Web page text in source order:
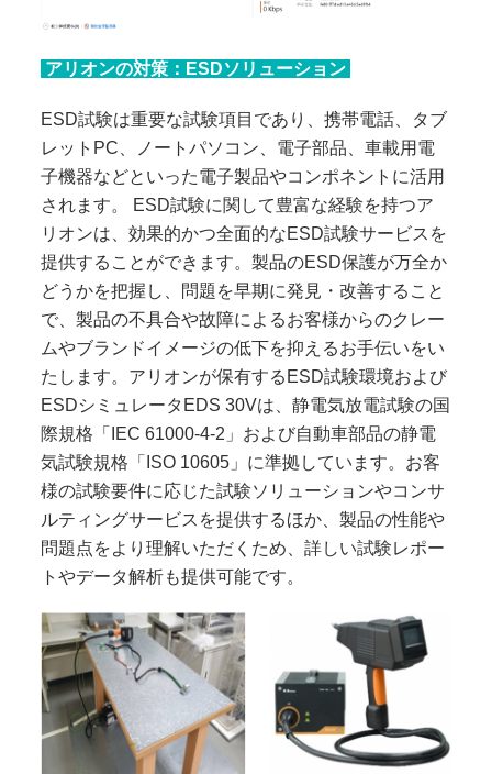
アリオンの対策：ESDソリューション
ESD試験は重要な試験項目であり、携帯電話、タブ
レットPC、ノートパソコン、電子部品、車載用電
子機器などといった電子製品やコンポネントに活用
されます。 ESD試験に関して豊富な経験を持つア
リオンは、効果的かつ全面的なESD試験サービスを
提供することができます。製品のESD保護が万全か
どうかを把握し、問題を早期に発見・改善すること
で、製品の不具合や故障によるお客様からのクレー
ムやブランドイメージの低下を抑えるお手伝いをい
たします。アリオンが保有するESD試験環境および
ESDシミュレータEDS 30Vは、静電気放電試験の国
際規格「IEC 61000-4-2」および自動車部品の静電
気試験規格「ISO 10605」に準拠しています。お客
様の試験要件に応じた試験ソリューションやコンサ
ルティングサービスを提供するほか、製品の性能や
問題点をより理解いただくため、詳しい試験レポー
トやデータ解析も提供可能です。